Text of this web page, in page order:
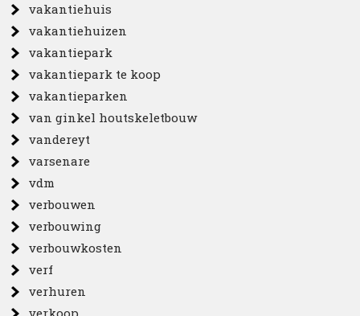
vakantiehuis
vakantiehuizen
vakantiepark
vakantiepark te koop
vakantieparken
van ginkel houtskeletbouw
vandereyt
varsenare
vdm
verbouwen
verbouwing
verbouwkosten
verf
verhuren
verkoop